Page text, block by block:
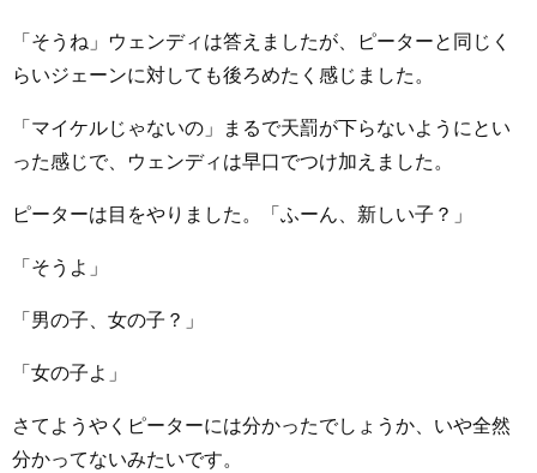
「そうね」ウェンディは答えましたが、ピーターと同じく
らいジェーンに対しても後ろめたく感じました。
「マイケルじゃないの」まるで天罰が下らないようにとい
った感じで、ウェンディは早口でつけ加えました。
ピーターは目をやりました。「ふーん、新しい子？」
「そうよ」
「男の子、女の子？」
「女の子よ」
さてようやくピーターには分かったでしょうか、いや全然
分かってないみたいです。